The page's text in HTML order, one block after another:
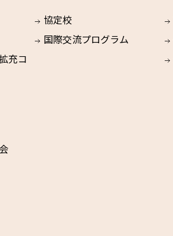
充コ
協定校
国際交流プログラム